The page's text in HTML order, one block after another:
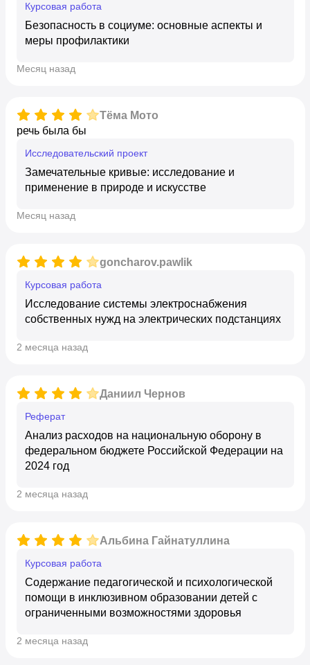
курсовая работа
Безопасность в социуме: основные аспекты и
меры профилактики
месяц назад
Тёма Мото
речь была бы
исследовательский проект
Замечательные кривые: исследование и
применение в природе и искусстве
месяц назад
goncharov.pawlik
курсовая работа
Исследование системы электроснабжения
собственных нужд на электрических подстанциях
2 месяца назад
Даниил Чернов
реферат
Анализ расходов на национальную оборону в
федеральном бюджете Российской Федерации на
2024 год
2 месяца назад
Альбина Гайнатуллина
курсовая работа
Содержание педагогической и психологической
помощи в инклюзивном образовании детей с
ограниченными возможностями здоровья
2 месяца назад